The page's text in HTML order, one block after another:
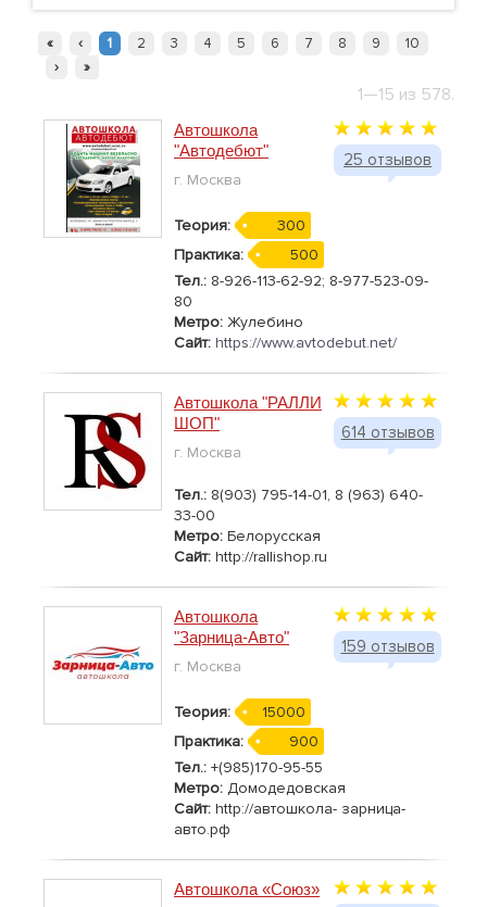
« ‹ 1 2 3 4 5 6 7 8 9
10
›
»
1—15 из 578.
25 отзывов
Автошкола
"Автодебют"
г. Москва
Теория:
300
Практика:
500
Тел.: 8-926-113-62-92; 8-977-523-09-
80
Метро: Жулебино
Сайт: https://www.avtodebut.net/
614 отзывов
Автошкола "РАЛЛИ
ШОП"
г. Москва
Тел.: 8(903) 795-14-01, 8 (963) 640-
33-00
Метро: Белорусская
Сайт: http://rallishop.ru
159 отзывов
Автошкола
"Зарница-Авто"
г. Москва
Теория:
15000
Практика:
900
Тел.: +(985)170-95-55
Метро: Домодедовская
Сайт: http://автошкола- зарница-
авто.рф
Автошкола «Союз»